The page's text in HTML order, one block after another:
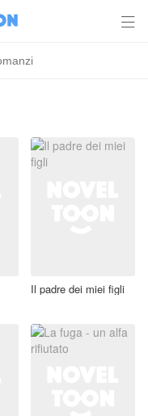

Il padre dei miei figli